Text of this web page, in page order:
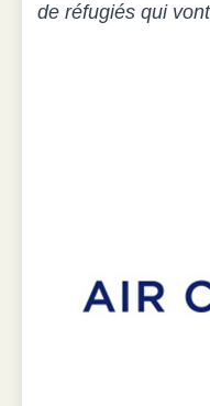
de réfugiés qui